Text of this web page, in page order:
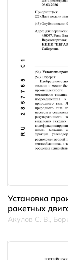
Установка
ракетных
Акулов С. В.,